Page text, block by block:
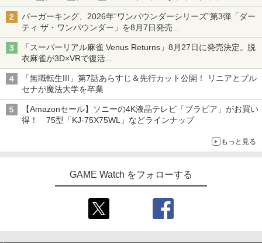
バーガーキング、2026年“ワンパウンダーシリーズ”第3弾「ダー
ティ ザ・ワンパウンダー」を8月7日発売
「特製ガーリックマヨソース」を使用した超大型チーズバーガー
「スーパーリアル麻雀 Venus Returns」8月27日に発売決定。脱
衣麻雀が3D×VRで復活
発売から2週間は20%オフになるセールが実施
「無職転生III」第7話あらすじ＆先行カット公開！ リニアとプル
セナが魔法大学を卒業
【Amazonセール】ソニーの4K液晶テレビ「ブラビア」がお買い
得！ 75型「KJ-75X75WL」などラインナップ
もっと見る
GAME Watch をフォローする